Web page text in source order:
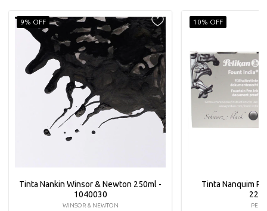
9% OFF
Tinta Nankin Winsor & Newton 250ml -
1040030
WINSOR & NEWTON
10% OFF
Tinta Nanquim